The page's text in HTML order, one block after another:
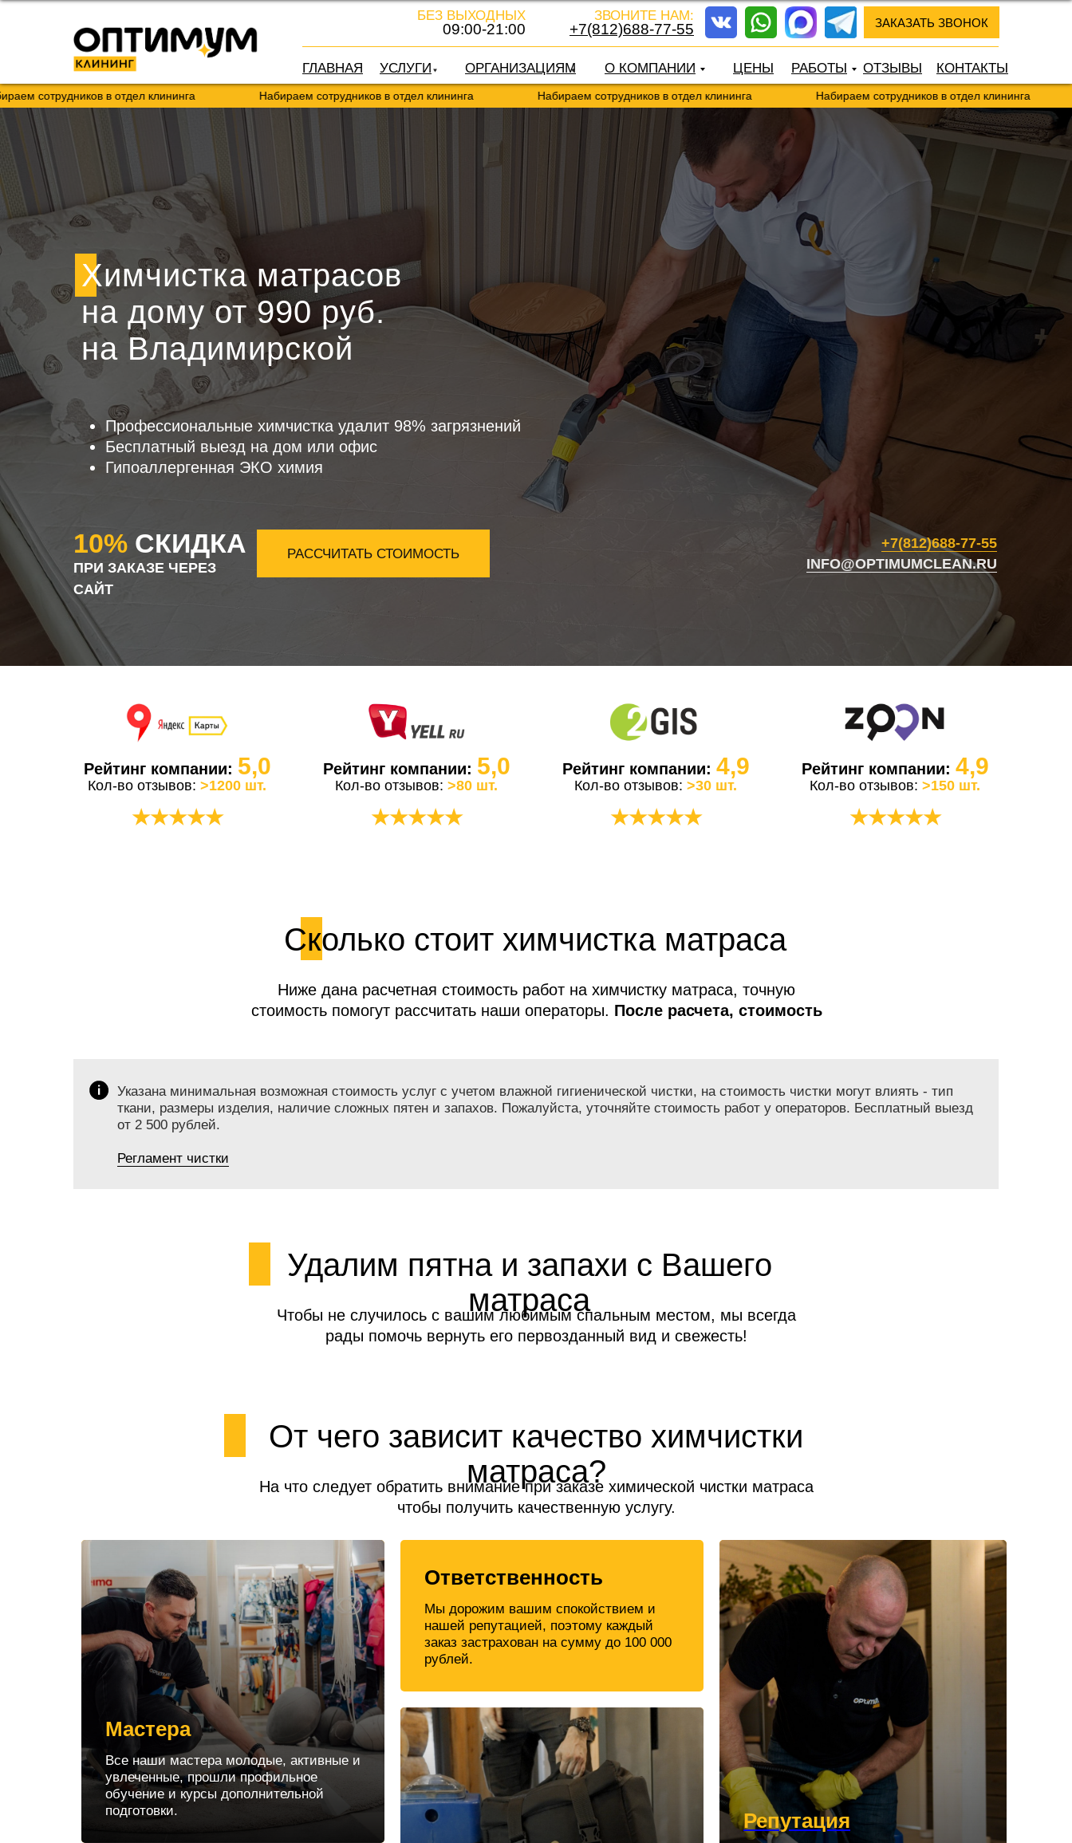
УСЛУГИ
ЗАКАЗАТЬ ЗВОНОК
ГЛАВНАЯ ОРГАНИЗАЦИЯМ ЦЕНЫ РАБОТЫ КОНТАКТЫ
О КОМПАНИИ ОТЗЫВЫ
ЗВОНИТЕ НАМ:
+7(812)688-77-55
БЕЗ ВЫХОДНЫХ
09:00-21:00
в отдел клининга Набираем сотрудников в отдел клининга Набираем сотрудников в отдел клининга Набираем сотрудников в отдел клининга
10% СКИДКА
Профессиональные химчистка удалит 98% загрязнений
Бесплатный выезд на дом или офис
Гипоаллергенная ЭКО химия
ПРИ ЗАКАЗЕ ЧЕРЕЗ
САЙТ
РАССЧИТАТЬ СТОИМОСТЬ
Химчистка матрасов
на дому от 990 руб.
на Владимирской
+7(812)688-77-55
INFO@OPTIMUMCLEAN.RU
Рейтинг компании: 5,0
Кол-во отзывов: >1200 шт.
★★★★★
Рейтинг компании: 5,0
Кол-во отзывов: >80 шт.
★★★★★
Рейтинг компании: 4,9
Кол-во отзывов: >30 шт.
★★★★★
Рейтинг компании: 4,9
Кол-во отзывов: >150 шт.
★★★★★
Сколько стоит химчистка матраса
Ниже дана расчетная стоимость работ на химчистку матраса, точную
стоимость помогут рассчитать наши операторы. После расчета, стоимость
Указана минимальная возможная стоимость услуг с учетом влажной гигиенической чистки, на стоимость чистки могут влиять - тип
ткани, размеры изделия, наличие сложных пятен и запахов. Пожалуйста, уточняйте стоимость работ у операторов. Бесплатный выезд
от 2 500 рублей.
Регламент чистки
Удалим пятна и запахи с Вашего
матраса
Чтобы не случилось с вашим любимым спальным местом, мы всегда
рады помочь вернуть его первозданный вид и свежесть!
От чего зависит качество химчистки
матраса?
На что следует обратить внимание при заказе химической чистки матраса
чтобы получить качественную услугу.
Мастера
Все наши мастера молодые, активные и
увлеченные, прошли профильное
обучение и курсы дополнительной
подготовки.
Ответственность
Мы дорожим вашим спокойствием и
нашей репутацией, поэтому каждый
заказ застрахован на сумму до 100 000
рублей.
Репутация